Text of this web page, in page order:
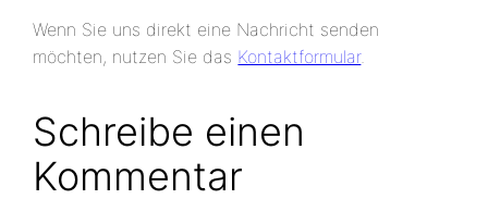
Wenn Sie uns direkt eine Nachricht senden
möchten, nutzen Sie das Kontaktformular.
Schreibe einen
Kommentar